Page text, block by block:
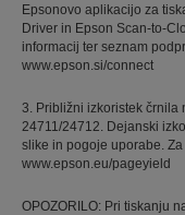
Epsonovo aplikacijo za
Driver in Epson Scan-to-
informacij ter seznam
www.epson.si/connect
3. Približni izkoristek črnila
24711/24712. Dejanski
slike in pogoje uporabe.
www.epson.eu/pageyield
OPOZORILO: Pri tiskanju